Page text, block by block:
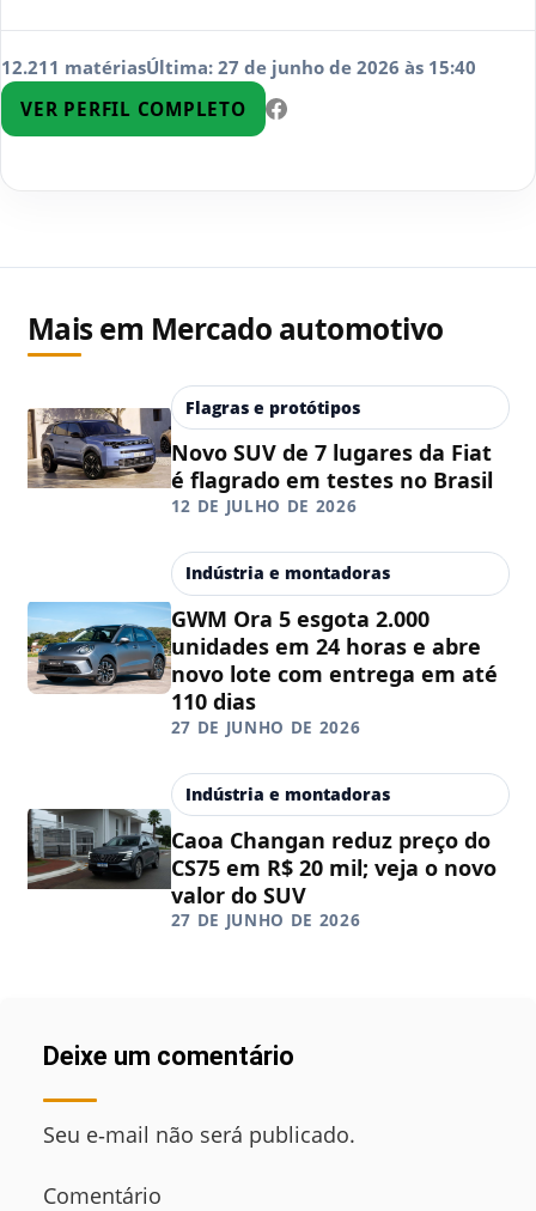
12.211 matériasÚltima: 27 de junho de 2026 às 15:40
VER PERFIL COMPLETO
Mais em Mercado automotivo
Flagras e protótipos
Novo SUV de 7 lugares da Fiat
é flagrado em testes no Brasil
12 DE JULHO DE 2026
Indústria e montadoras
GWM Ora 5 esgota 2.000
unidades em 24 horas e abre
novo lote com entrega em até
110 dias
27 DE JUNHO DE 2026
Indústria e montadoras
Caoa Changan reduz preço do
CS75 em R$ 20 mil; veja o novo
valor do SUV
27 DE JUNHO DE 2026
Deixe um comentário
Seu e‑mail não será publicado.
Comentário